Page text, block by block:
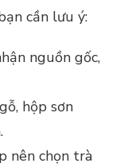
cần lưu ý:
nguồn gốc,
hộp sơn
nên chọn trà